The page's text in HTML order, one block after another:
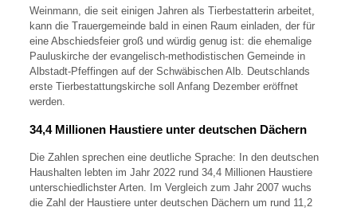
Weinmann, die seit einigen Jahren als Tierbestatterin arbeitet,
kann die Trauergemeinde bald in einen Raum einladen, der für
eine Abschiedsfeier groß und würdig genug ist: die ehemalige
Pauluskirche der evangelisch-methodistischen Gemeinde in
Albstadt-Pfeffingen auf der Schwäbischen Alb. Deutschlands
erste Tierbestattungskirche soll Anfang Dezember eröffnet
werden.
34,4 Millionen Haustiere unter deutschen Dächern
Die Zahlen sprechen eine deutliche Sprache: In den deutschen
Haushalten lebten im Jahr 2022 rund 34,4 Millionen Haustiere
unterschiedlichster Arten. Im Vergleich zum Jahr 2007 wuchs
die Zahl der Haustiere unter deutschen Dächern um rund 11,2